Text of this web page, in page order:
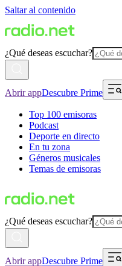
Saltar al contenido
¿Qué deseas escuchar?
Abrir appDescubre Prime
Top 100 emisoras
Podcast
Deporte en directo
En tu zona
Géneros musicales
Temas de emisoras
¿Qué deseas escuchar?
Abrir appDescubre Prime